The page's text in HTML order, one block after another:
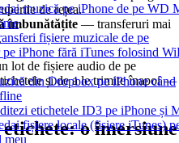
muzică pe iPhone de pe WD
fișiere muzicale de pe
pe iPhone fără iTunes folosind
din Dropbox pe iPhone când
etichetele ID3 pe iPhone și
fișiere locale (fișiere iTunes)
meu
de rețea.
îmbunătățite — transferuri mai
lot de fișiere audio de pe
și de a le trimite înapoi —
o imersiune